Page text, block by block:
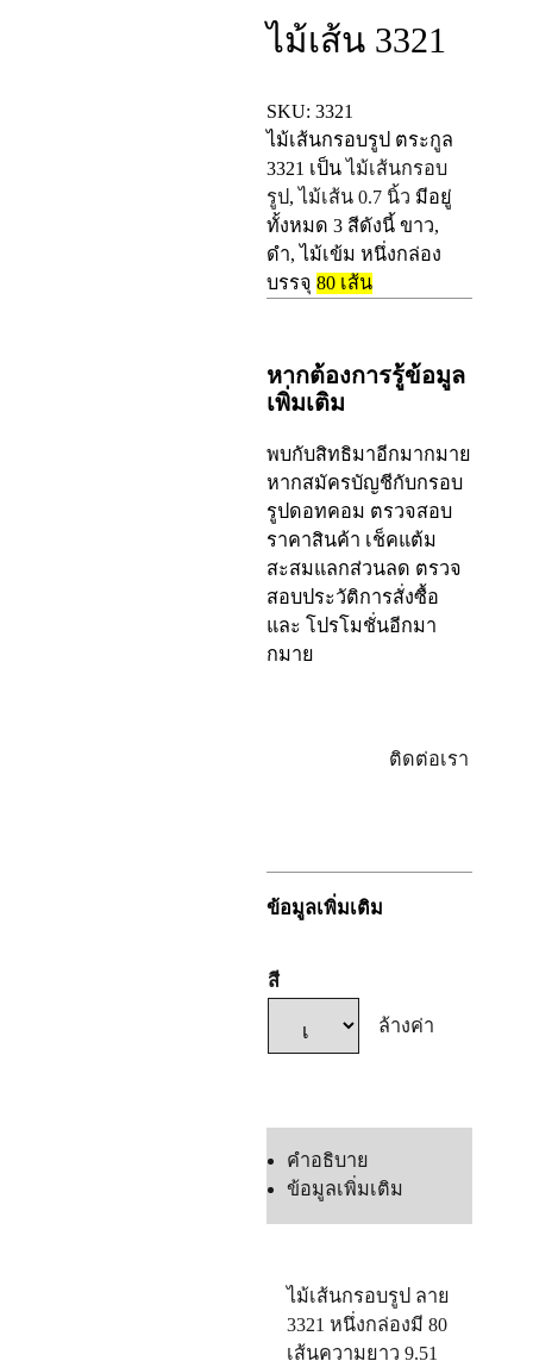
ไม้เส้น 3321
SKU: 3321
ไม้เส้นกรอบรูป ตระกูล
3321 เป็น ไม้เส้นกรอบ
รูป, ไม้เส้น 0.7 นิ้ว มีอยู่
ทั้งหมด 3 สีดังนี้ ขาว,
ดำ, ไม้เข้ม หนึ่งกล่อง
บรรจุ 80 เส้น
หากต้องการรู้ข้อมูล
เพิ่มเติม
พบกับสิทธิมาอีกมากมาย
หากสมัครบัญชีกับกรอบ
รูปดอทคอม ตรวจสอบ
ราคาสินค้า เช็คแต้ม
สะสมแลกส่วนลด ตรวจ
สอบประวัติการสั่งซื้อ
และ โปรโมชั่นอีกมา
กมาย
ติดต่อเรา
ข้อมูลเพิ่มเติม
สี
ล้างค่า
คำอธิบาย
ข้อมูลเพิ่มเติม
ไม้เส้นกรอบรูป ลาย
3321 หนึ่งกล่องมี 80
เส้นความยาว 9.51